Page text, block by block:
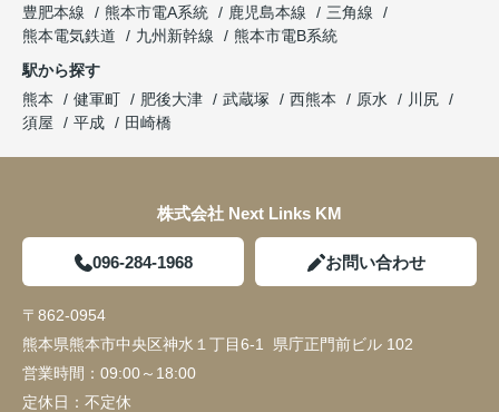
豊肥本線
熊本市電A系統 鹿児島本線
三角線
熊本電気鉄道
九州新幹線
熊本市電B系統
駅から探す
熊本
健軍町 肥後大津 武蔵塚 西熊本 原水
川尻
須屋
平成 田崎橋
株式会社 Next Links KM
096-284-1968 お問い合わせ
〒862-0954
熊本県熊本市中央区神水１丁目6-1 県庁正門前ビル 102
営業時間： 09:00～18:00
定休日： 不定休